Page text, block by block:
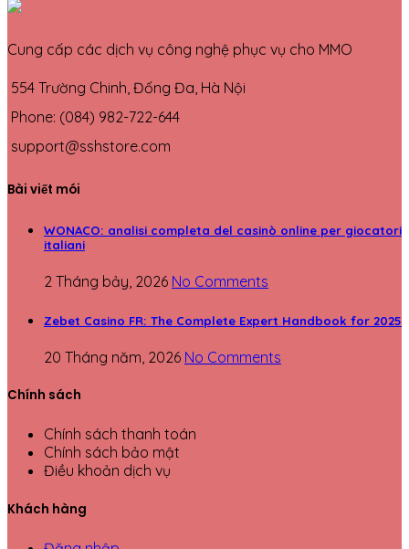
Cung cấp các dịch vụ công nghệ phục vụ cho MMO
554 Trường Chinh, Đống Đa, Hà Nội
Phone: (084) 982-722-644
support@sshstore.com
Bài viết mói
WONACO: analisi completa del casinò online per giocatori
italiani
2 Tháng bảy, 2026 No Comments
Zebet Casino FR: The Complete Expert Handbook for 2025
20 Tháng năm, 2026 No Comments
Chính sách
Chính sách thanh toán
Chính sách bảo mật
Điều khoản dịch vụ
Khách hàng